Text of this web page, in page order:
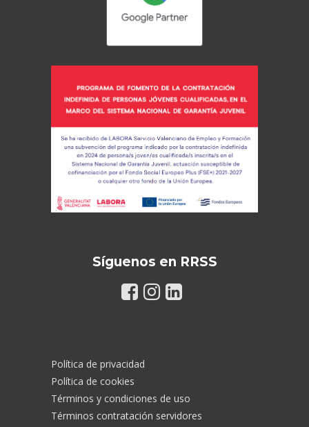
Síguenos en RRSS
Política de privacidad
Política de cookies
Términos y condiciones de uso
Términos contratación servidores